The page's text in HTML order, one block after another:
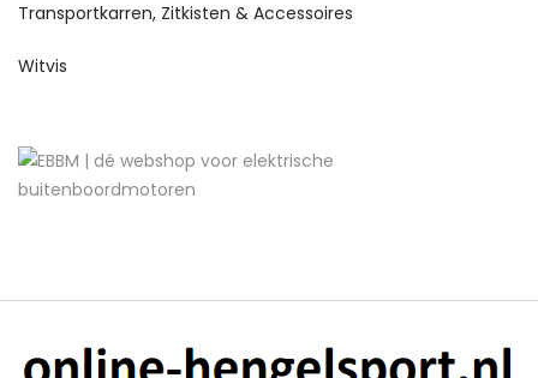
Transportkarren, Zitkisten & Accessoires
Witvis